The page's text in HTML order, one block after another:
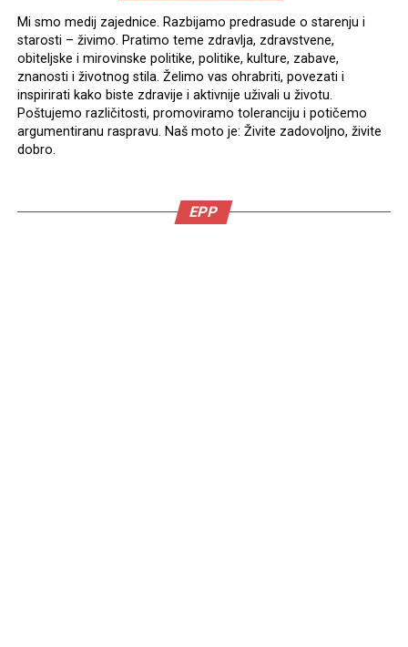
Mi smo medij zajednice. Razbijamo predrasude o starenju i
starosti – živimo. Pratimo teme zdravlja, zdravstvene,
obiteljske i mirovinske politike, politike, kulture, zabave,
znanosti i životnog stila. Želimo vas ohrabriti, povezati i
inspirirati kako biste zdravije i aktivnije uživali u životu.
Poštujemo različitosti, promoviramo toleranciju i potičemo
argumentiranu raspravu. Naš moto je: Živite zadovoljno, živite
dobro.
EPP